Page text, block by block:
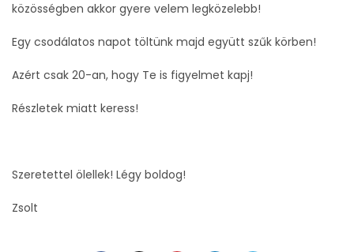
közösségben akkor gyere velem legközelebb!
Egy csodálatos napot töltünk majd együtt szűk körben!
Azért csak 20-an, hogy Te is figyelmet kapj!
Részletek miatt keress!
Szeretettel ölellek! Légy boldog!
Zsolt